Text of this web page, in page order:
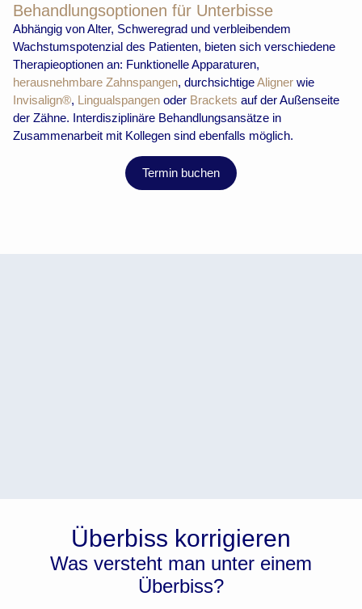
Behandlungsoptionen für Unterbisse
Abhängig von Alter, Schweregrad und verbleibendem
Wachstumspotenzial des Patienten, bieten sich verschiedene
Therapieoptionen an: Funktionelle Apparaturen,
herausnehmbare Zahnspangen, durchsichtigeAligner wie
Invisalign®, Lingualspangen oder Brackets auf der Außenseite
der Zähne. Interdisziplinäre Behandlungsansätze in
Zusammenarbeit mit Kollegen sind ebenfalls möglich.
Termin buchen
Überbiss korrigieren
Was versteht man unter einem
Überbiss?